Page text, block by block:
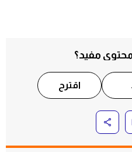
مفيد؟
اقترح